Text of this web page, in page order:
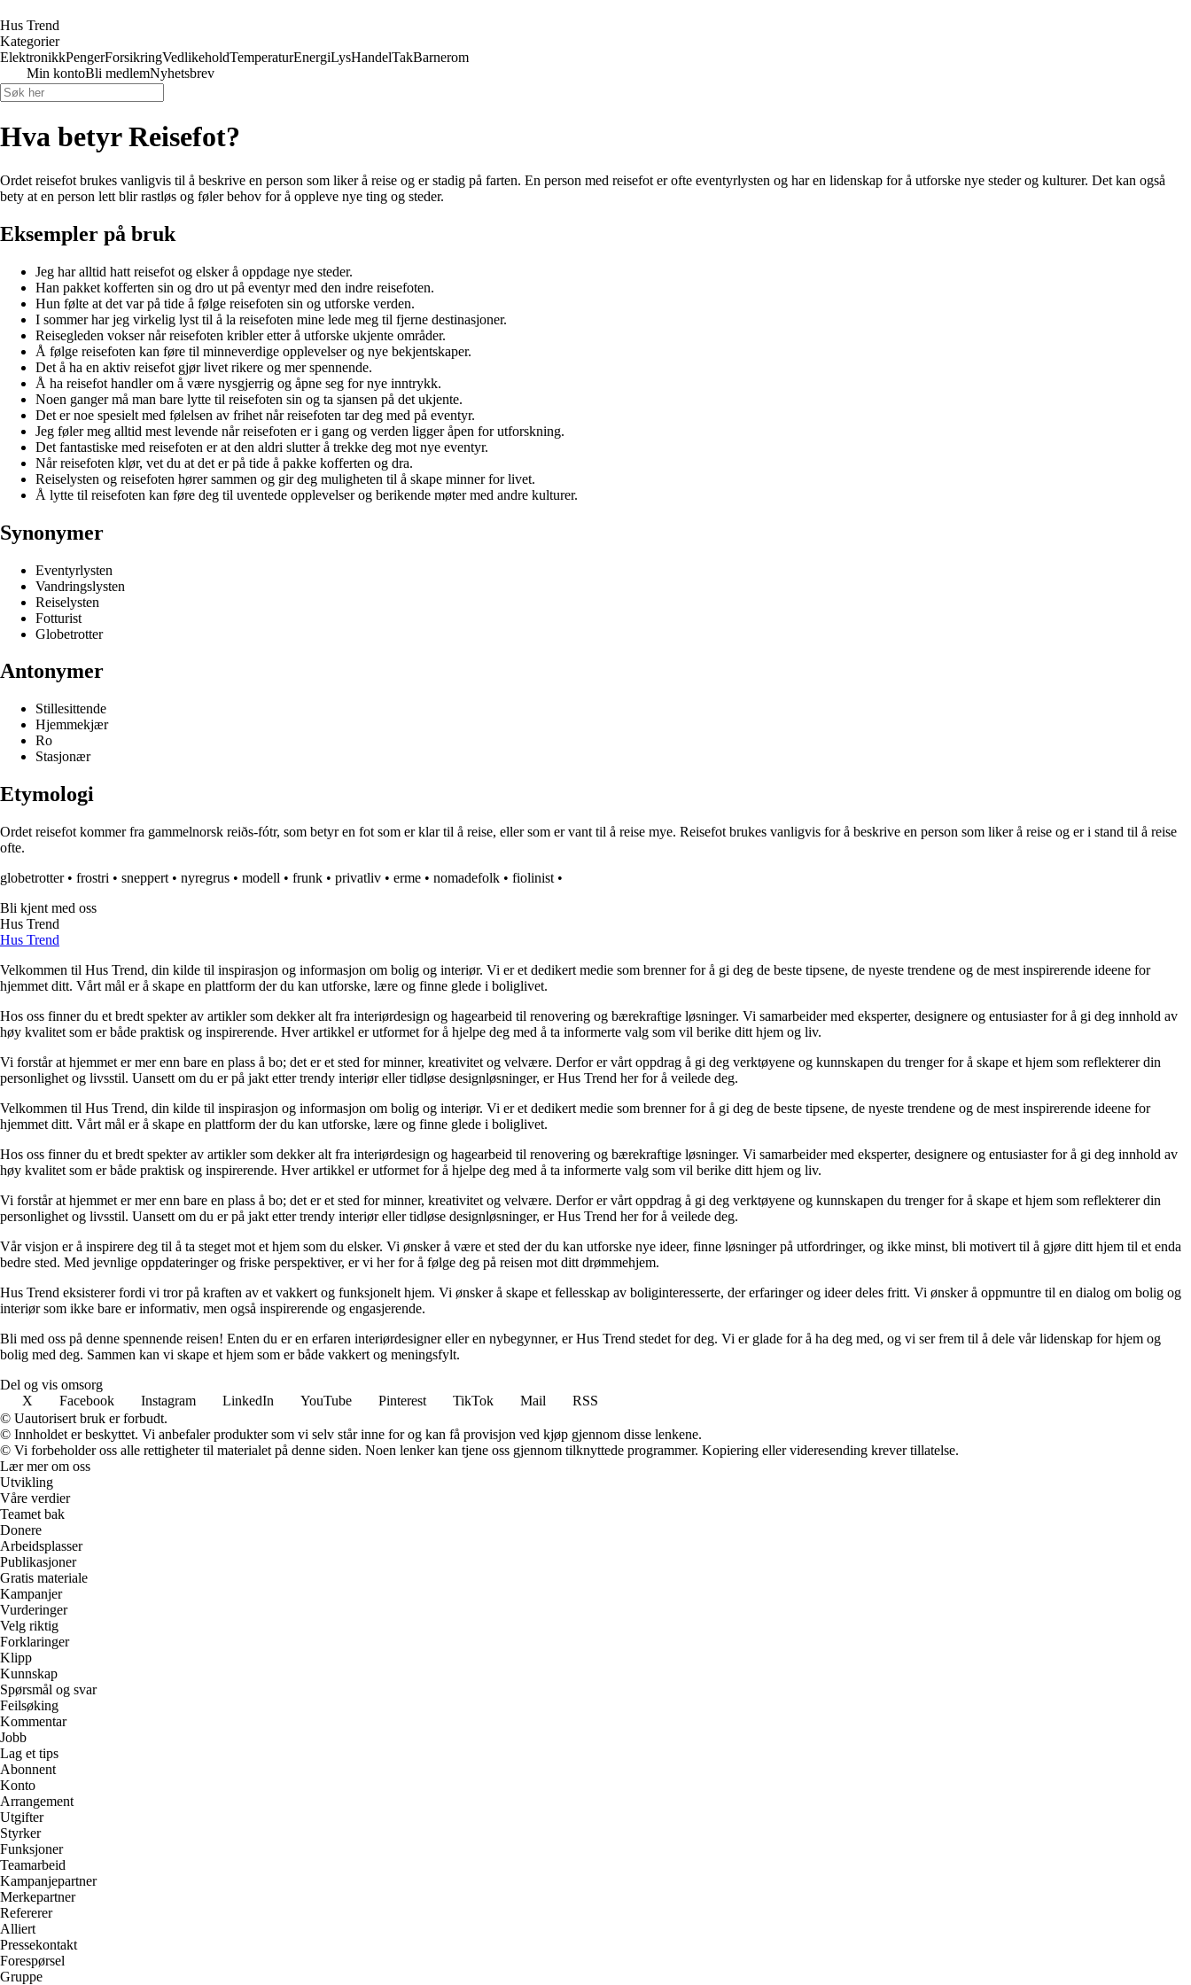
Hus Trend
Kategorier
ElektronikkPengerForsikringVedlikeholdTemperaturEnergiLysHandelTakBarnerom
Min kontoBli medlemNyhetsbrev
Hva betyr Reisefot?
Ordet reisefot brukes vanligvis til å beskrive en person som liker å reise og er stadig på farten. En person med reisefot er ofte eventyrlysten og har en lidenskap for å utforske nye steder og kulturer. Det kan også
bety at en person lett blir rastløs og føler behov for å oppleve nye ting og steder.
Eksempler på bruk
Jeg har alltid hatt reisefot og elsker å oppdage nye steder.
Han pakket kofferten sin og dro ut på eventyr med den indre reisefoten.
Hun følte at det var på tide å følge reisefoten sin og utforske verden.
I sommer har jeg virkelig lyst til å la reisefoten mine lede meg til fjerne destinasjoner.
Reisegleden vokser når reisefoten kribler etter å utforske ukjente områder.
Å følge reisefoten kan føre til minneverdige opplevelser og nye bekjentskaper.
Det å ha en aktiv reisefot gjør livet rikere og mer spennende.
Å ha reisefot handler om å være nysgjerrig og åpne seg for nye inntrykk.
Noen ganger må man bare lytte til reisefoten sin og ta sjansen på det ukjente.
Det er noe spesielt med følelsen av frihet når reisefoten tar deg med på eventyr.
Jeg føler meg alltid mest levende når reisefoten er i gang og verden ligger åpen for utforskning.
Det fantastiske med reisefoten er at den aldri slutter å trekke deg mot nye eventyr.
Når reisefoten klør, vet du at det er på tide å pakke kofferten og dra.
Reiselysten og reisefoten hører sammen og gir deg muligheten til å skape minner for livet.
Å lytte til reisefoten kan føre deg til uventede opplevelser og berikende møter med andre kulturer.
Synonymer
Eventyrlysten
Vandringslysten
Reiselysten
Fotturist
Globetrotter
Antonymer
Stillesittende
Hjemmekjær
Ro
Stasjonær
Etymologi
Ordet reisefot kommer fra gammelnorsk reiðs-fótr, som betyr en fot som er klar til å reise, eller som er vant til å reise mye. Reisefot brukes vanligvis for å beskrive en person som liker å reise og er i stand til å reise
ofte.
globetrotter• frostri • sneppert • nyregrus • modell • frunk • privatliv • erme • nomadefolk • fiolinist •
Bli kjent med oss
Hus Trend
Hus Trend
Velkommen til Hus Trend, din kilde til inspirasjon og informasjon om bolig og interiør. Vi er et dedikert medie som brenner for å gi deg de beste tipsene, de nyeste trendene og de mest inspirerende ideene for
hjemmet ditt. Vårt mål er å skape en plattform der du kan utforske, lære og finne glede i boliglivet.
Hos oss finner du et bredt spekter av artikler som dekker alt fra interiørdesign og hagearbeid til renovering og bærekraftige løsninger. Vi samarbeider med eksperter, designere og entusiaster for å gi deg innhold av
høy kvalitet som er både praktisk og inspirerende. Hver artikkel er utformet for å hjelpe deg med å ta informerte valg som vil berike ditt hjem og liv.
Vi forstår at hjemmet er mer enn bare en plass å bo; det er et sted for minner, kreativitet og velvære. Derfor er vårt oppdrag å gi deg verktøyene og kunnskapen du trenger for å skape et hjem som reflekterer din
personlighet og livsstil. Uansett om du er på jakt etter trendy interiør eller tidløse designløsninger, er Hus Trend her for å veilede deg.
Velkommen til Hus Trend, din kilde til inspirasjon og informasjon om bolig og interiør. Vi er et dedikert medie som brenner for å gi deg de beste tipsene, de nyeste trendene og de mest inspirerende ideene for
hjemmet ditt. Vårt mål er å skape en plattform der du kan utforske, lære og finne glede i boliglivet.
Hos oss finner du et bredt spekter av artikler som dekker alt fra interiørdesign og hagearbeid til renovering og bærekraftige løsninger. Vi samarbeider med eksperter, designere og entusiaster for å gi deg innhold av
høy kvalitet som er både praktisk og inspirerende. Hver artikkel er utformet for å hjelpe deg med å ta informerte valg som vil berike ditt hjem og liv.
Vi forstår at hjemmet er mer enn bare en plass å bo; det er et sted for minner, kreativitet og velvære. Derfor er vårt oppdrag å gi deg verktøyene og kunnskapen du trenger for å skape et hjem som reflekterer din
personlighet og livsstil. Uansett om du er på jakt etter trendy interiør eller tidløse designløsninger, er Hus Trend her for å veilede deg.
Vår visjon er å inspirere deg til å ta steget mot et hjem som du elsker. Vi ønsker å være et sted der du kan utforske nye ideer, finne løsninger på utfordringer, og ikke minst, bli motivert til å gjøre ditt hjem til et enda
bedre sted. Med jevnlige oppdateringer og friske perspektiver, er vi her for å følge deg på reisen mot ditt drømmehjem.
Hus Trend eksisterer fordi vi tror på kraften av et vakkert og funksjonelt hjem. Vi ønsker å skape et fellesskap av boliginteresserte, der erfaringer og ideer deles fritt. Vi ønsker å oppmuntre til en dialog om bolig og
interiør som ikke bare er informativ, men også inspirerende og engasjerende.
Bli med oss på denne spennende reisen! Enten du er en erfaren interiørdesigner eller en nybegynner, er Hus Trend stedet for deg. Vi er glade for å ha deg med, og vi ser frem til å dele vår lidenskap for hjem og
bolig med deg. Sammen kan vi skape et hjem som er både vakkert og meningsfylt.
Del og vis omsorg
X
Facebook Instagram LinkedIn YouTube Pinterest TikTok Mail
RSS
© Uautorisert bruk er forbudt.
© Innholdet er beskyttet. Vi anbefaler produkter som vi selv står inne for og kan få provisjon ved kjøp gjennom disse lenkene.
© Vi forbeholder oss alle rettigheter til materialet på denne siden. Noen lenker kan tjene oss gjennom tilknyttede programmer. Kopiering eller videresending krever tillatelse.
Lær mer om oss
Utvikling
Våre verdier
Teamet bak
Donere
Arbeidsplasser
Publikasjoner
Gratis materiale
Kampanjer
Vurderinger
Velg riktig
Forklaringer
Klipp
Kunnskap
Spørsmål og svar
Feilsøking
Kommentar
Jobb
Lag et tips
Abonnent
Konto
Arrangement
Utgifter
Styrker
Funksjoner
Teamarbeid
Kampanjepartner
Merkepartner
Refererer
Alliert
Pressekontakt
Forespørsel
Gruppe